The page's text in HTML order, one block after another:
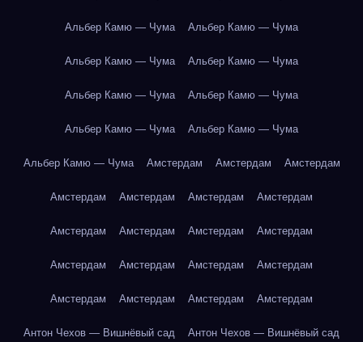
Альбер Камю — Чума Альбер Камю — Чума
Альбер Камю — Чума Альбер Камю — Чума
Альбер Камю — Чума Альбер Камю — Чума
Альбер Камю — Чума Альбер Камю — Чума
Альбер Камю — Чума Амстердам Амстердам Амстердам
Амстердам Амстердам Амстердам Амстердам
Амстердам Амстердам Амстердам Амстердам
Амстердам Амстердам Амстердам Амстердам
Амстердам Амстердам Амстердам Амстердам
Антон Чехов — Вишнёвый сад Антон Чехов — Вишнёвый сад